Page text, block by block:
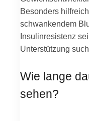
Besonders
schwankendem
Insulinresistenz
Unterstützung
Wie lange
sehen?